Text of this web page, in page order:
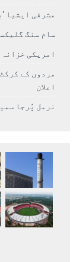
مشرقی ایشیا
سام سنگ گلیکسی ایس 27 الٹرا سے ایک
امریکی
اعلان
نرمل پُرجا سمیت 10 کوہ پیما براڈ پیک پر